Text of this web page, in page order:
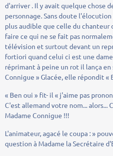
d'arriver . Il y avait quelque chose
personnage. Sans doute
plus audible que celle du chanteur
faire ce qui ne se fait pas
télévision et surtout devant un
fortiori quand celui ci est une
réprimant à peine un rot il lança en
Connigue » Glacée, elle répondit «
« Ben oui » fit- il « j'aime pas
C'est allemand votre nom... alors...
Madame Connigue !!!
L'animateur, agacé le coupa : »
question à Madame la Secrétaire